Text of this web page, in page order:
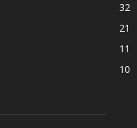
32
21
11
10